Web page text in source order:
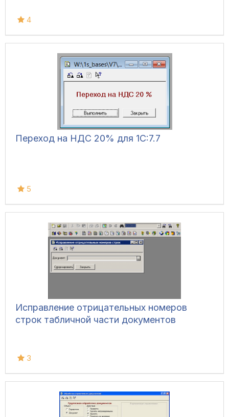
4
Переход на НДС 20% для 1С:7.7
5
Исправление отрицательных номеров
строк табличной части документов
3